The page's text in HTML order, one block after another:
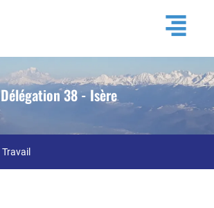
Délégation 38 - Isère
Travail